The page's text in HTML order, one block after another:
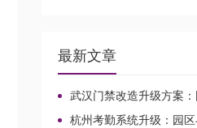
最新文章
武汉门禁改造升级方案
校园场景的兼容实施路径
杭州考勤系统升级：园区